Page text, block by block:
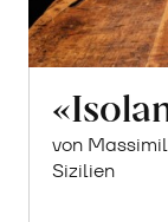
von
Sizilien